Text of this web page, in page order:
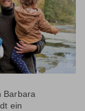
Barbara
ein